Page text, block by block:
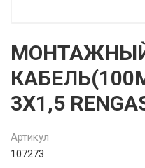
3X1,5
Артикул
107273